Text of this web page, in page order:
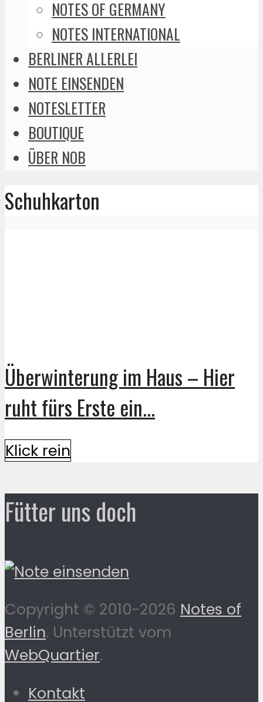
NOTES OF GERMANY
NOTES INTERNATIONAL
BERLINER ALLERLEI
NOTE EINSENDEN
NOTESLETTER
BOUTIQUE
ÜBER NOB
Schuhkarton
Überwinterung im Haus – Hier
ruht fürs Erste ein...
Klick rein
Fütter uns doch
Copyright © 2010-2026 Notes of
Berlin. Unterstützt vom
WebQuartier.
Kontakt